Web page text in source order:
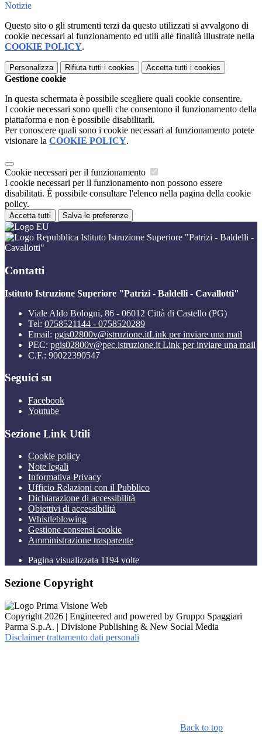
Notizie
Questo sito o gli strumenti terzi da questo utilizzati si avvalgono di
cookie necessari al funzionamento ed utili alle finalità illustrate nella
COOKIE POLICY.
Personalizza Rifiuta tutti i cookies Accetta tutti i cookies
Gestione cookie
In questa schermata è possibile scegliere quali cookie consentire.
I cookie necessari sono quelli che consentono il funzionamento della
piattaforma e non è possibile disabilitarli.
Per conoscere quali sono i cookie necessari al funzionamento potete
visionare la COOKIE POLICY.
Cookie necessari per il funzionamento
I cookie necessari per il funzionamento non possono essere
disabilitati. È possibile consultare l'elenco nella pagina della cookie
policy.
Accetta tutti Salva le preferenze
Istituto Istruzione Superiore "Patrizi - Baldelli -
Cavallotti"
Contatti
Istituto Istruzione Superiore "Patrizi - Baldelli - Cavallotti"
Viale Aldo Bologni, 86 - 06012 Città di Castello (PG)
Tel: 0758521144 - 0758520289
Email: pgis02800v@istruzione.itLink per inviare una mail
PEC: pgis02800v@pec.istruzione.it Link per inviare una mail
C.F.: 90022390547
Seguici su
Facebook
Youtube
Sezione Link Utili
Cookie policy
Note legali
Informativa Privacy
Ufficio Relazioni con il Pubblico
Dichiarazione di accessibilità
Obiettivi di accessibilità
Whistleblowing
Gestione consensi cookie
Amministrazione trasparente
Pagina visualizzata 1194 volte
Sezione Copyright
Copyright 2026 | Engineered and powered by Gruppo Spaggiari
Parma S.p.A. | Divisione Publishing & New Social Media
Disclaimer trattamento dati personali
Back to top